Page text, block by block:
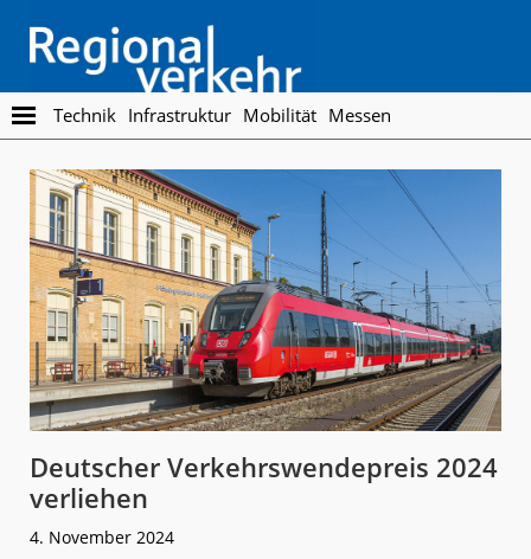
main
content
footer
Regionalverkehr
Die
Fachzeitschrift
den
Öffentlichen
Personennahverkehr
Technik Infrastruktur Mobilität Messen
Deutscher Verkehrswendepreis 2024
verliehen
4. November 2024